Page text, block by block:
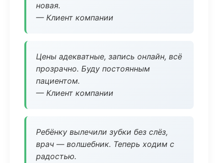
новая.
— Клиент компании
Цены адекватные, запись онлайн, всё
прозрачно. Буду постоянным
пациентом.
— Клиент компании
Ребёнку вылечили зубки без слёз,
врач — волшебник. Теперь ходим с
радостью.